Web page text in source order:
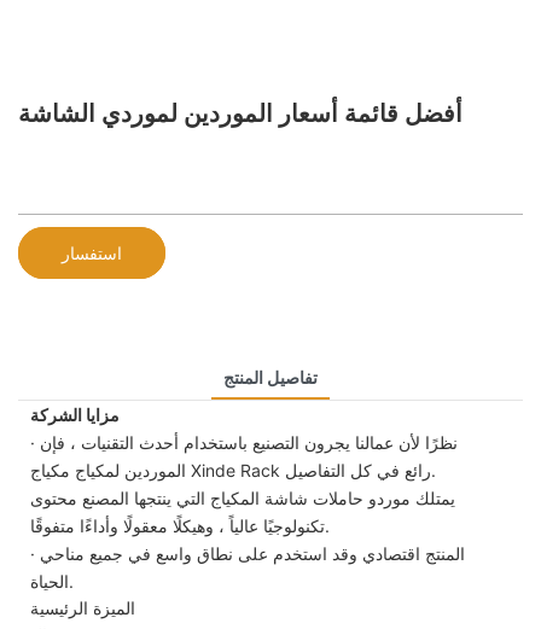
أفضل قائمة أسعار الموردين لموردي الشاشة
استفسار
تفاصيل المنتج
مزايا الشركة
· نظرًا لأن عمالنا يجرون التصنيع باستخدام أحدث التقنيات ، فإن
الموردين لمكياج مكياج Xinde Rack رائع في كل التفاصيل.
يمتلك موردو حاملات شاشة المكياج التي ينتجها المصنع محتوى
تكنولوجيًا عالياً ، وهيكلًا معقولًا وأداءًا متفوقًا.
· المنتج اقتصادي وقد استخدم على نطاق واسع في جميع مناحي
الحياة.
الميزة الرئيسية